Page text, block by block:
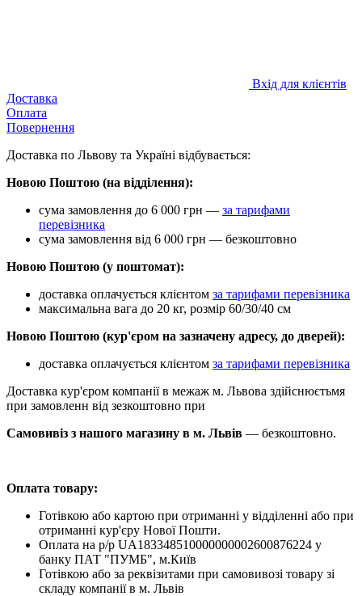
Вхід для клієнтів
Доставка
Оплата
Повернення
Доставка по Львову та Україні відбувається:
Новою Поштою (на відділення):
сума замовлення до 6 000 грн — за тарифами
перевізника
сума замовлення від 6 000 грн — безкоштовно
Новою Поштою (у поштомат):
доставка оплачується клієнтом за тарифами перевізника
максимальна вага до 20 кг, розмір 60/30/40 см
Новою Поштою (кур'єром на зазначену адресу, до дверей):
доставка оплачується клієнтом за тарифами перевізника
Доставка кур'єром компанії в межаж м. Львова здійснюєтьмя
при замовленн від зезкоштовно при
Самовивіз з нашого магазину в м. Львів — безкоштовно.
Оплата товару:
Готівкою або картою при отриманні у відділенні або при
отриманні кур'єру Нової Пошти.
Оплата на р/р UA183348510000000002600876224 у
банку ПАТ "ПУМБ", м.Київ
Готівкою або за реквізитами при самовивозі товару зі
складу компанії в м. Львів